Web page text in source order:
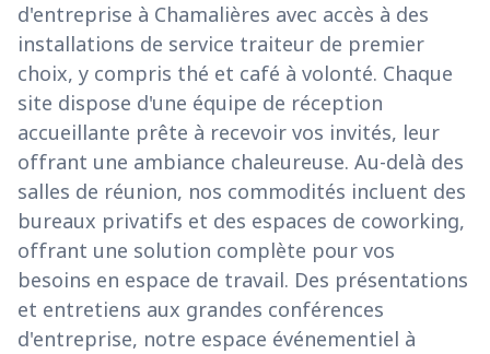
d'entreprise à Chamalières avec accès à des
installations de service traiteur de premier
choix, y compris thé et café à volonté. Chaque
site dispose d'une équipe de réception
accueillante prête à recevoir vos invités, leur
offrant une ambiance chaleureuse. Au-delà des
salles de réunion, nos commodités incluent des
bureaux privatifs et des espaces de coworking,
offrant une solution complète pour vos
besoins en espace de travail. Des présentations
et entretiens aux grandes conférences
d'entreprise, notre espace événementiel à